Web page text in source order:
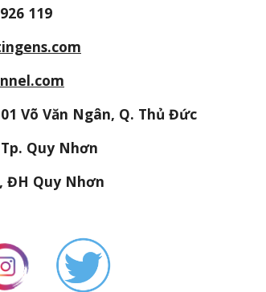
119
Võ Văn Ngân, Q. Thủ Đức
Quy Nhơn
ĐH Quy Nhơn